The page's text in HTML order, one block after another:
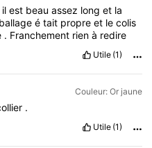
il est beau assez long et la
était propreet lecolis
. Franchement rienà redire
Utile (1)
Couleur: Or jaune
.
Utile (1)